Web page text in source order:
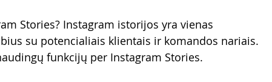
Stories? Instagram istorijos yra vienas
su potencialiais klientais ir komandos nariais.
funkcijų per Instagram Stories.